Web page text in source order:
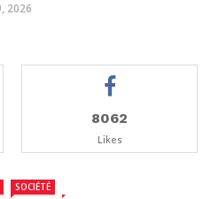
2026
8062
Likes
SOCIÉTÉ